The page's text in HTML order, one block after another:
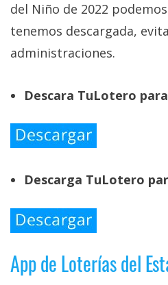
del Niño de 2022
tenemos descargada,
administraciones.
Descara TuLotero
Descarga TuLotero
App de Loterías del